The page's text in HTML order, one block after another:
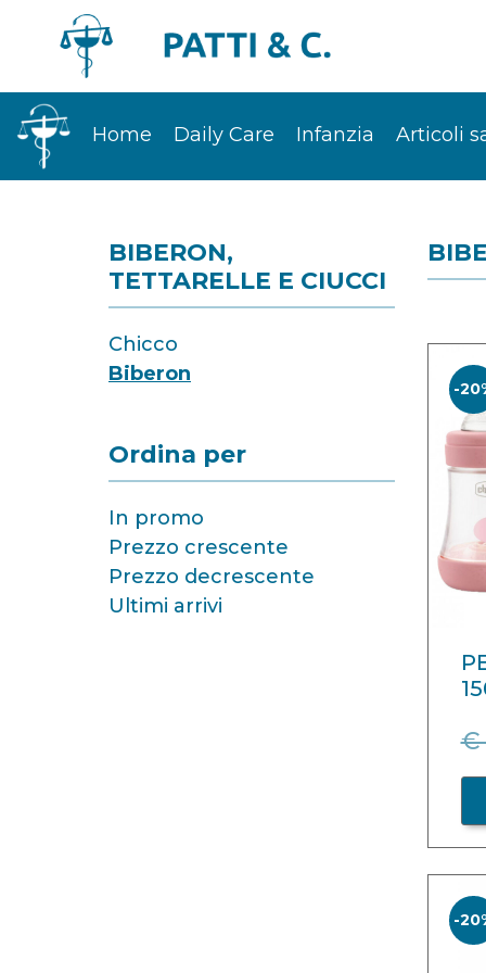
Home Daily Care Infanzia Articoli
BIBERON,
TETTARELLE E CIUCCI
Chicco
Biberon
Ordina per
In promo
Prezzo crescente
Prezzo decrescente
Ultimi arrivi
-
€
-